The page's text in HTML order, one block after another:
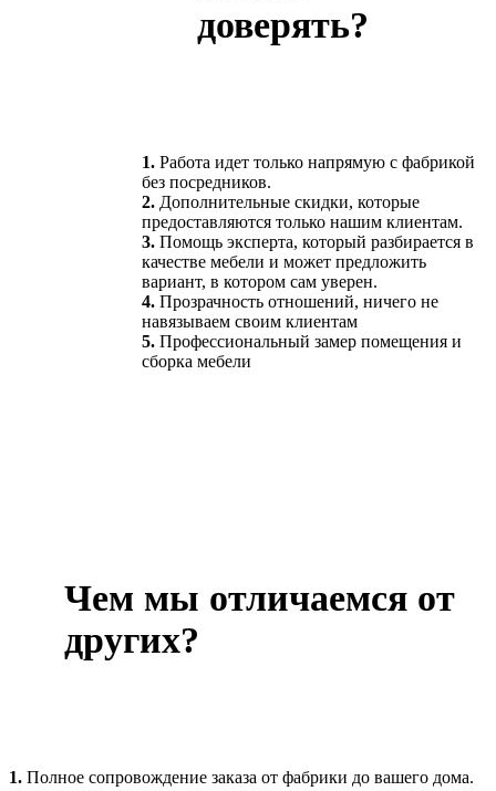
доверять?
1. Работа идет только напрямую с фабрикой
без посредников.
2. Дополнительные скидки, которые
предоставляются только нашим клиентам.
3. Помощь эксперта, который разбирается в
качестве мебели и может предложить
вариант, в котором сам уверен.
4. Прозрачность отношений, ничего не
навязываем своим клиентам
5. Профессиональный замер помещения и
сборка мебели
Чем мы отличаемся от
других?
1. Полное сопровождение заказа от фабрики до вашего дома.